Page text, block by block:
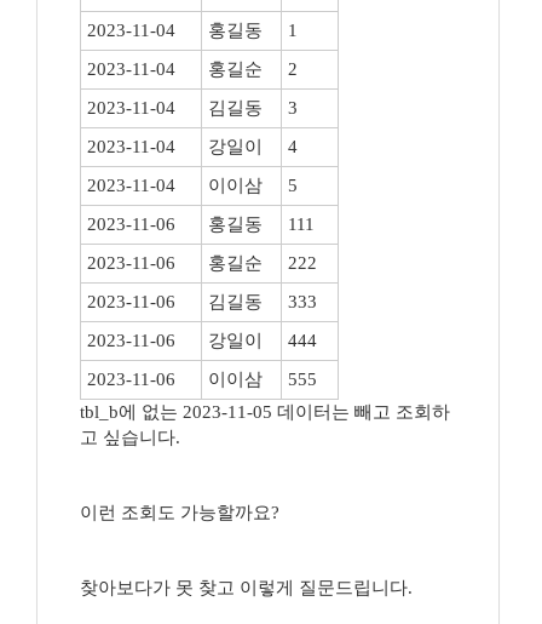
2023-11-04
홍길동
1
2023-11-04
홍길순
2
2023-11-04
김길동
3
2023-11-04
강일이
4
2023-11-04
이이삼
5
2023-11-06
홍길동
111
2023-11-06
홍길순
222
2023-11-06
김길동
333
2023-11-06
강일이
444
2023-11-06
이이삼
555
tbl_b에 없는 2023-11-05 데이터는 빼고 조회하
고 싶습니다.
이런 조회도 가능할까요?
찾아보다가 못 찾고 이렇게 질문드립니다.